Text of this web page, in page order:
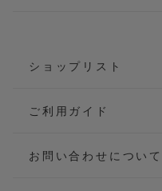
ショップリスト
ご利用ガイド
お問い合わせについて